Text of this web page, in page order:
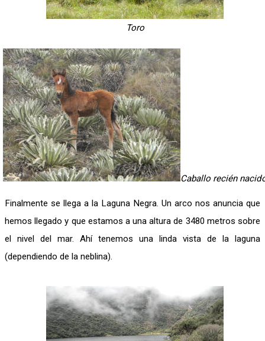
Toro
Caballo recién
Finalmente se llega a la Laguna Negra. Un arco nos anuncia que
hemos llegado y que estamos a una altura de 3480 metros sobre
el nivel del mar. Ahí tenemos una linda vista de la laguna
(dependiendo de la neblina).